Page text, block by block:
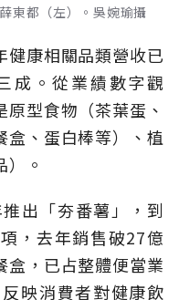
東都（左）。吳婉瑜攝
健康相關品類營收已
成。從業績數字觀
型食物（茶葉蛋、
、蛋白棒等）、植
。
出「夯番薯」，到
，去年銷售破27億
盒，已占整體便當業
映消費者對健康飲